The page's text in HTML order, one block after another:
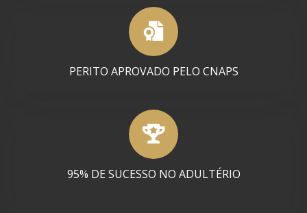
PERITO APROVADO PELO CNAPS
95% DE SUCESSO NO ADULTÉRIO